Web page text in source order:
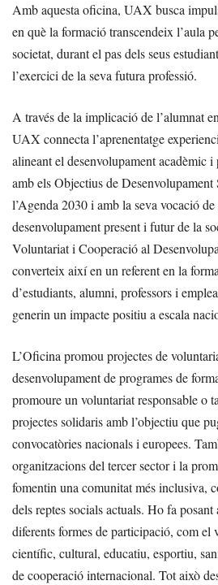
Amb aquesta oficina, UAX busca
en què la formació transcendeix l’aula
societat, durant el pas dels seus
l’exercici de la seva futura professió.
A través de la implicació de l’alumnat
UAX connecta l’aprenentatge
alineant el desenvolupament acadèmic i
amb els Objectius de
l’Agenda 2030 i amb la seva vocació
desenvolupament present i futur de la
Voluntariat i Cooperació al
converteix així en un referent en la
d’estudiants, alumni, professors i
generin un impacte positiu a escala
L’Oficina promou projectes de
desenvolupament de programes de
promoure un voluntariat responsable o
projectes solidaris amb l’objectiu que
convocatòries nacionals i europees.
organitzacions del tercer sector i la
fomentin una comunitat més inclusiva,
dels reptes socials actuals. Ho fa posant
diferents formes de participació, com el
científic, cultural, educatiu, esportiu,
de cooperació internacional. Tot això